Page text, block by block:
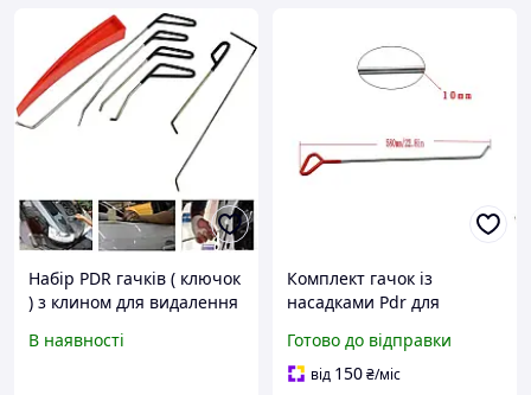
Набір PDR гачків ( ключок
) з клином для видалення
В наявності
Комплект гачок із
насадками Pdr для
фарбування, ключки Pdr
Готово до відправки
від 150₴/міс